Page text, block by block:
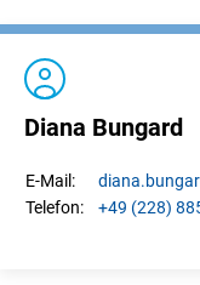
Diana Bungard
E-Mail: diana.
Telefon:
+49 (228)